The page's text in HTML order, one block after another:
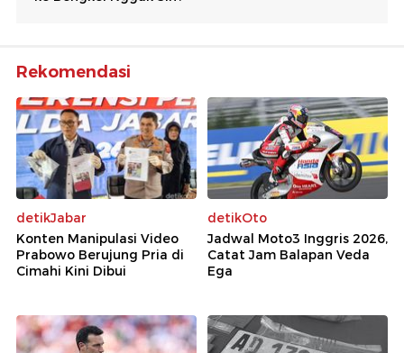
Rekomendasi
detikJabar
Konten Manipulasi Video
Prabowo Berujung Pria di
Cimahi Kini Dibui
detikOto
Jadwal Moto3 Inggris 2026,
Catat Jam Balapan Veda
Ega